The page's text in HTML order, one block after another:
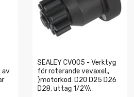
av
SEALEY CV005 - Verktyg
för roterande vevaxel,,
}motorkod: D20 D25 D26
D28, uttag 1/2\\\